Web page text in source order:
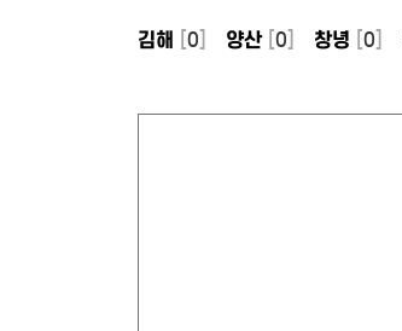
김해 0 양산[ 0 창녕 0